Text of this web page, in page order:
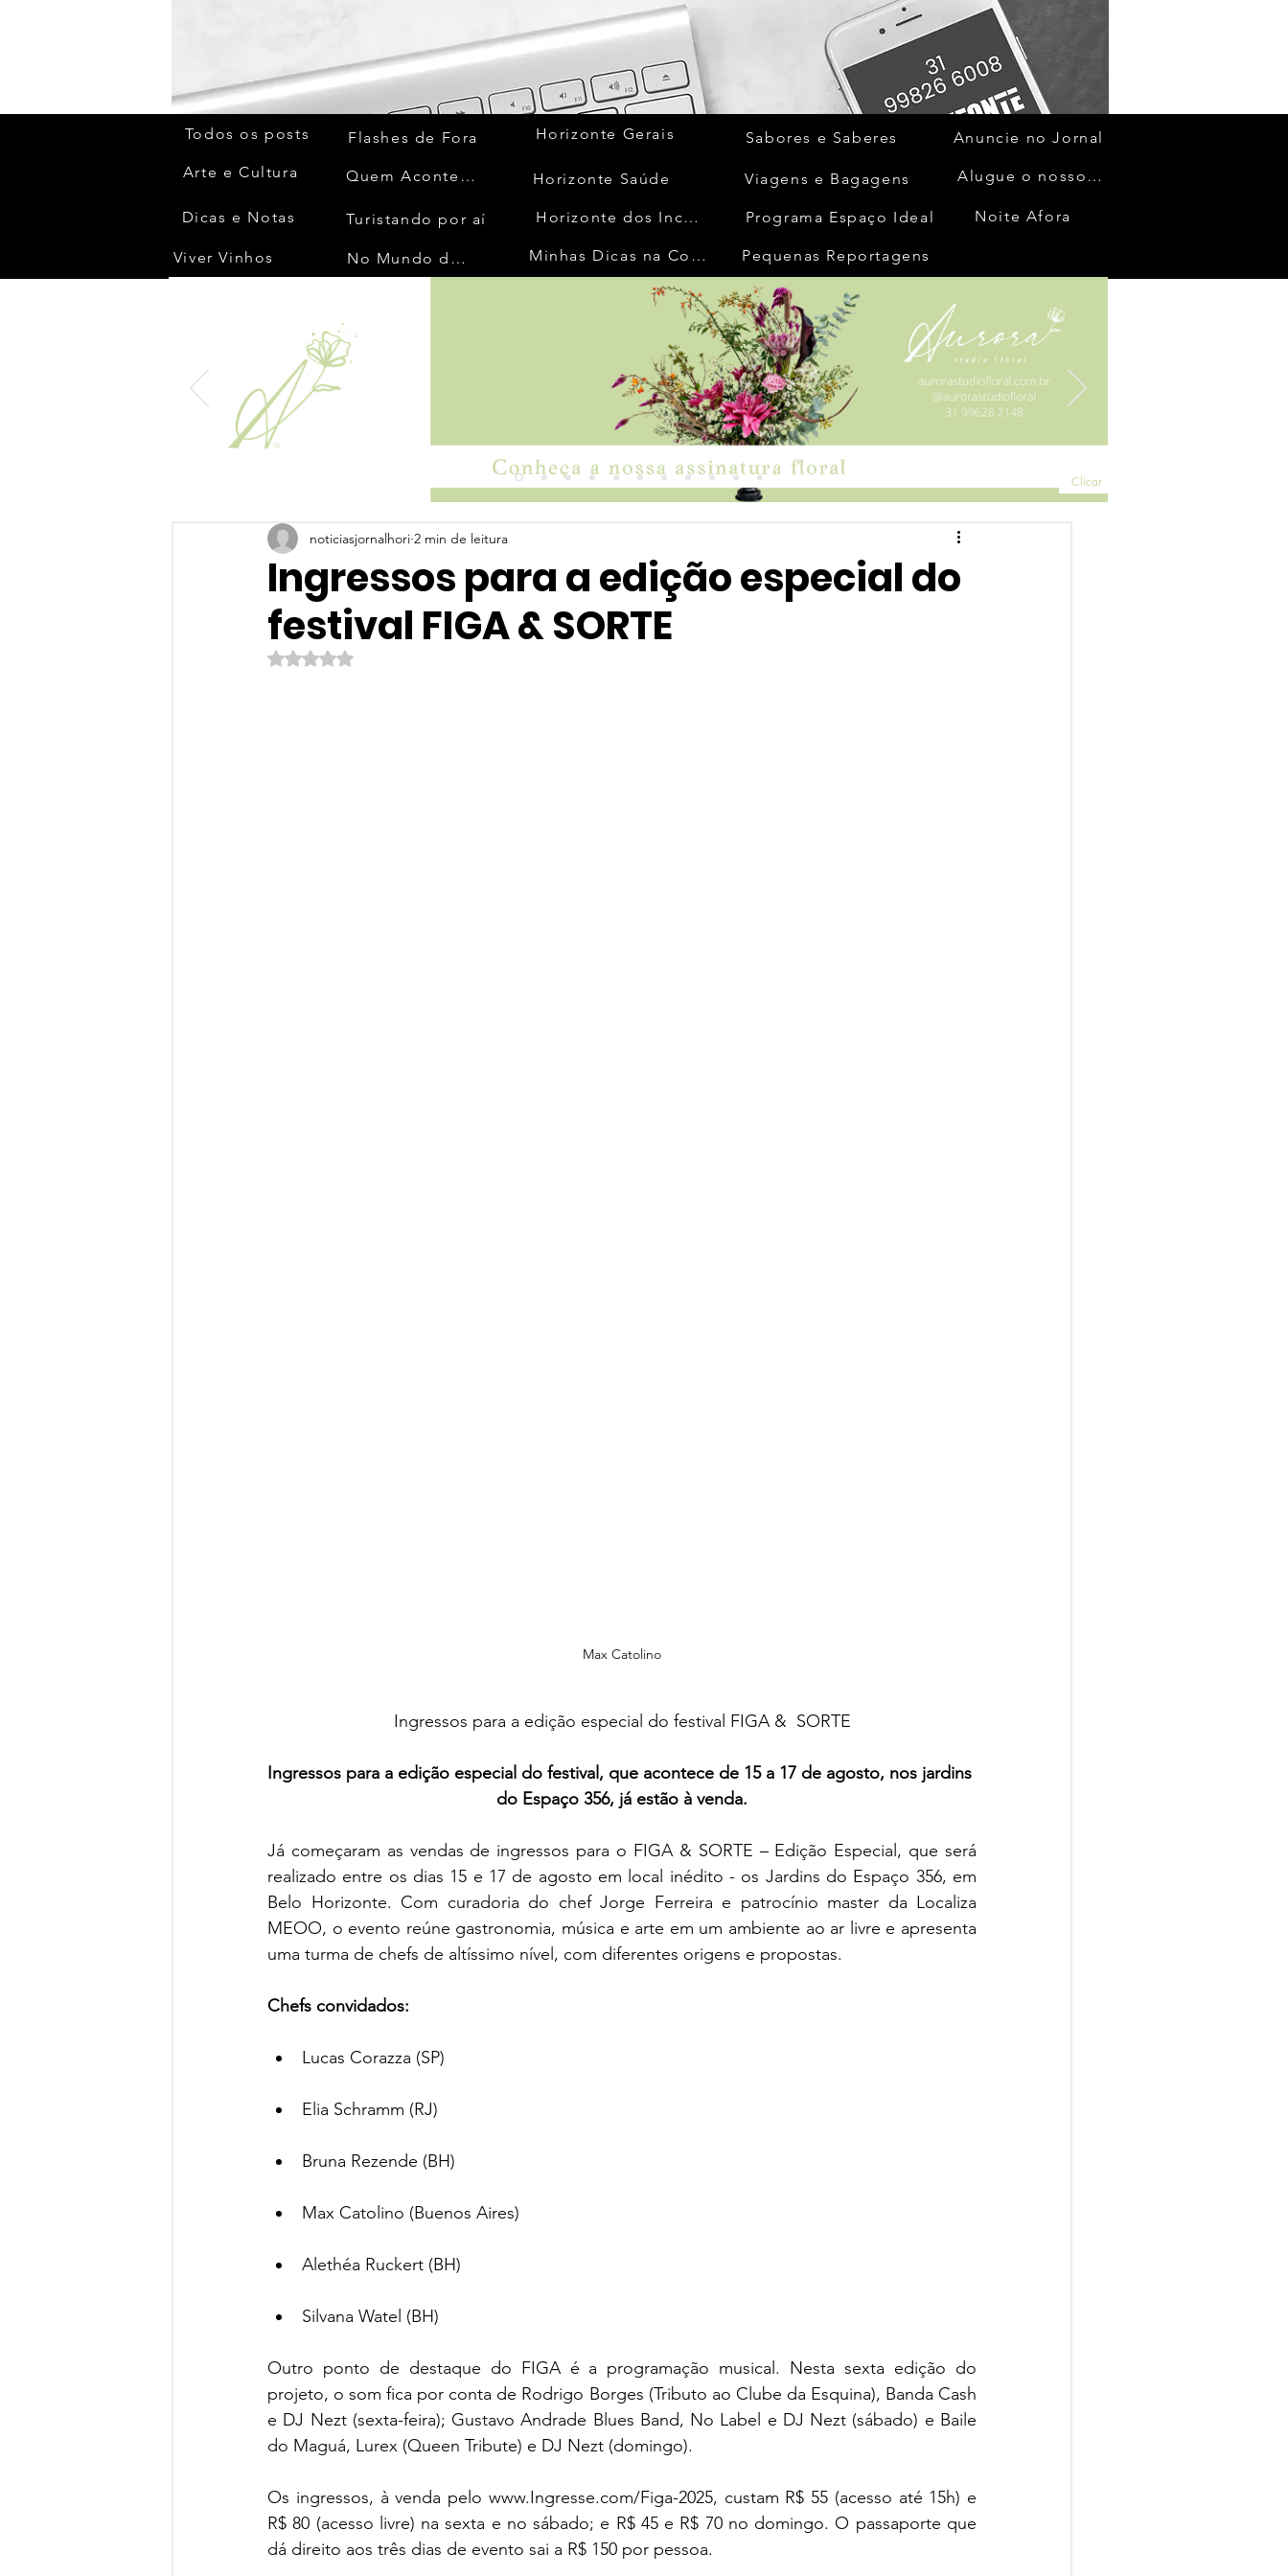
Todos os posts
Arte e Cultura
Dicas e Notas
Viver Vinhos
Flashes de Fora
Quem Acontece
Turistando por aí
No Mundo da Moda
Horizonte Gerais
Horizonte Saúde
Horizonte dos Inconfidentes
Minhas Dicas na Cozinha
Sabores e Saberes
Viagens e Bagagens
Programa Espaço Ideal
Anuncie no Jornal
Alugue o nosso espaço
Noite Afora
Pequenas Reportagens
Clicar
Ingressos para a edição especial do
festival FIGA & SORTE
noticiasjornalhori 2 min de leitura
Avaliado com NaN de 5 estrelas.
Max Catolino
Ingressos para a edição especial do festival FIGA &  SORTE
Ingressos para a edição especial do festival, que acontece de 15 a 17 de agosto, nos jardins
do Espaço 356, já estão à venda.
Já começaram as vendas de ingressos para o FIGA & SORTE – Edição Especial, que será
realizado entre os dias 15 e 17 de agosto em local inédito - os Jardins do Espaço 356, em
Belo Horizonte. Com curadoria do chef Jorge Ferreira e patrocínio master da Localiza
MEOO, o evento reúne gastronomia, música e arte em um ambiente ao ar livre e apresenta
uma turma de chefs de altíssimo nível, com diferentes origens e propostas.
Chefs convidados:
Lucas Corazza (SP)
Elia Schramm (RJ)
Bruna Rezende (BH)
Max Catolino (Buenos Aires)
Alethéa Ruckert (BH)
Silvana Watel (BH)
Outro ponto de destaque do FIGA é a programação musical. Nesta sexta edição do
projeto, o som fica por conta de Rodrigo Borges (Tributo ao Clube da Esquina), Banda Cash
e DJ Nezt (sexta-feira); Gustavo Andrade Blues Band, No Label e DJ Nezt (sábado) e Baile
do Maguá, Lurex (Queen Tribute) e DJ Nezt (domingo).
Os ingressos, à venda pelo www.Ingresse.com/Figa-2025, custam R$ 55 (acesso até 15h) e
R$ 80 (acesso livre) na sexta e no sábado; e R$ 45 e R$ 70 no domingo. O passaporte que
dá direito aos três dias de evento sai a R$ 150 por pessoa.